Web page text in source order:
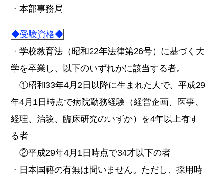
・本部事務局
◆受験資格◆
・学校教育法（昭和22年法律第26号）に基づく大
学を卒業し、以下のいずれかに該当する者。
①昭和33年4月2日以降に生まれた人で、平成29
年4月1日時点で病院勤務経験（経営企画、医事、
経理、治験、臨床研究のいずか）を4年以上有す
る者
②平成29年4月1日時点で34才以下の者
・日本国籍の有無は問いません。ただし、採用時